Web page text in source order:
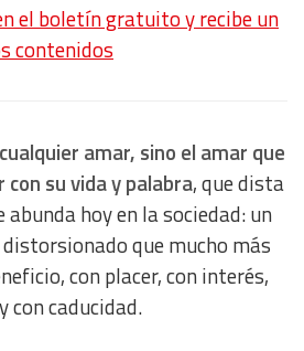
el boletín gratuito y recibe un
contenidos
amar, sino el amar que
con su vida y palabra, que dista
hoy en la sociedad: un
que mucho más
con placer, con interés,
con caducidad.